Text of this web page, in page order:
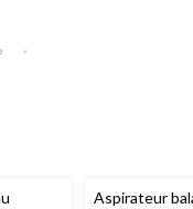
Aspirateur